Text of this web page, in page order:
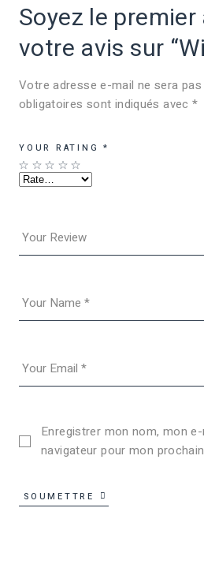
Soyez le
votre avis sur
Votre adresse e-mail ne sera pas
obligatoires sont indiqués avec *
YOUR RATING *
Enregistrer mon nom, mon
navigateur pour mon
SOUMETTRE